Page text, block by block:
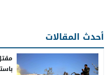
أحدث المقالات